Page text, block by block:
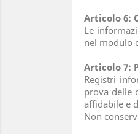
Articolo 6:
Le
nel modulo
Articolo 7:
Registri
prova delle
affidabile e
Non